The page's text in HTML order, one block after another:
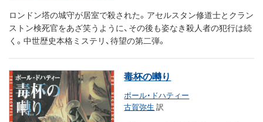
ロンドン塔の城守が居室で殺された。アセルスタン修道士とクラン
ストン検死官をあざ笑うように、その後も姿なき殺人者の犯行は続
く。中世歴史本格ミステリ、待望の第二弾。
毒杯の囀り
ポール・ドハティー
古賀弥生 訳